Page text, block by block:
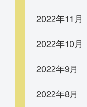
2022年11月
2022年10月
2022年9月
2022年8月